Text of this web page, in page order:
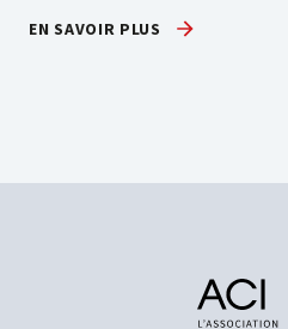
EN SAVOIR PLUS